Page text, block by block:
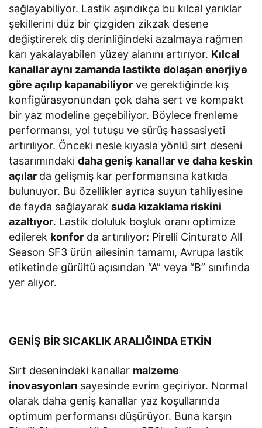
sağlayabiliyor. Lastik aşındıkça bu kılcal yarıklar
şekillerini düz bir çizgiden zikzak desene
değiştirerek diş derinliğindeki azalmaya rağmen
karı yakalayabilen yüzey alanını artırıyor. Kılcal
kanallar aynı zamanda lastikte dolaşan enerjiye
göre açılıp kapanabiliyor ve gerektiğinde kış
konfigürasyonundan çok daha sert ve kompakt
bir yaz modeline geçebiliyor. Böylece frenleme
performansı, yol tutuşu ve sürüş hassasiyeti
artırılıyor. Önceki nesle kıyasla yönlü sırt deseni
tasarımındakidaha geniş kanallar ve daha keskin
açılar da gelişmiş kar performansına katkıda
bulunuyor. Bu özellikler ayrıca suyun tahliyesine
de fayda sağlayaraksuda kızaklama riskini
azaltıyor. Lastik doluluk boşluk oranı optimize
edilerek konfor da artırılıyor: Pirelli Cinturato All
Season SF3 ürün ailesinin tamamı, Avrupa lastik
etiketinde gürültü açısından “A” veya “B” sınıfında
yer alıyor.
GENİŞ BİR SICAKLIK ARALIĞINDA ETKİN
Sırt desenindeki kanallar malzeme
inovasyonları sayesinde evrim geçiriyor. Normal
olarak daha geniş kanallar yaz koşullarında
optimum performansı düşürüyor. Buna karşın